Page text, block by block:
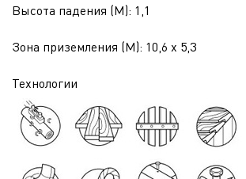
Высота падения (М): 1,1
Зона приземления (М): 10,6 x 5,3
Технологии